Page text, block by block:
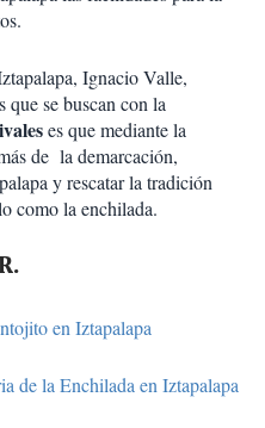
Ignacio Valle,
que se buscan con la
es que mediante la
de la demarcación,
y rescatar la tradición
como la enchilada.
en Iztapalapa
de la Enchilada en Iztapalapa